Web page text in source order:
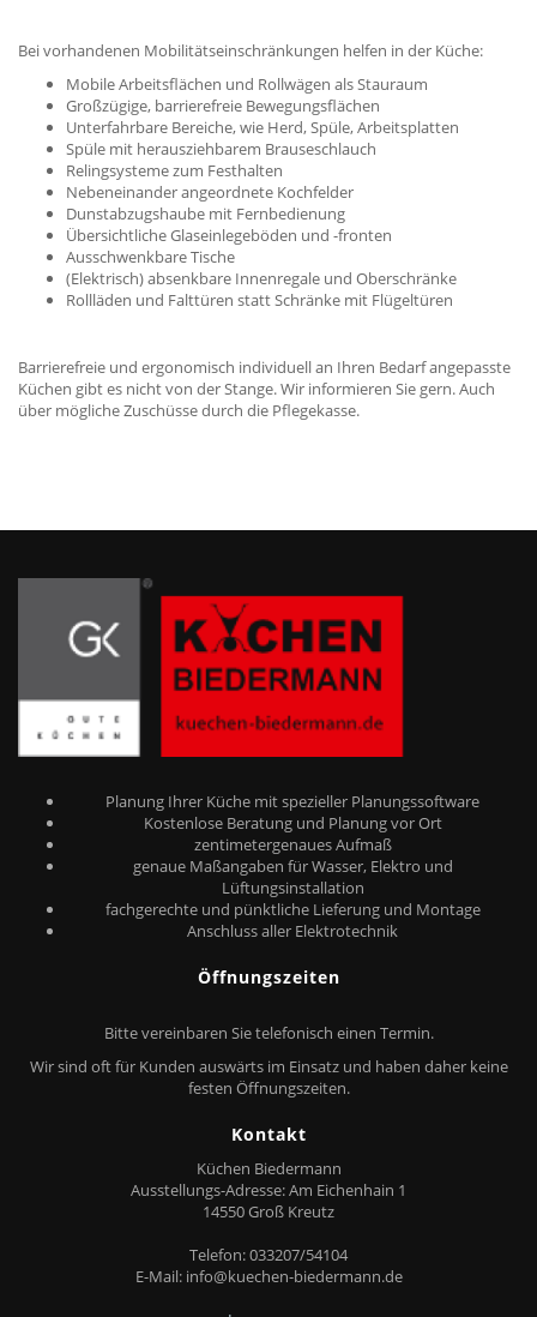
Bei vorhandenen Mobilitätseinschränkungen helfen in der Küche:
Mobile Arbeitsflächen und Rollwägen als Stauraum
Großzügige, barrierefreie Bewegungsflächen
Unterfahrbare Bereiche, wie Herd, Spüle, Arbeitsplatten
Spüle mit herausziehbarem Brauseschlauch
Relingsysteme zum Festhalten
Nebeneinander angeordnete Kochfelder
Dunstabzugshaube mit Fernbedienung
Übersichtliche Glaseinlegeböden und -fronten
Ausschwenkbare Tische
(Elektrisch) absenkbare Innenregale und Oberschränke
Rollläden und Falttüren statt Schränke mit Flügeltüren
Barrierefreie und ergonomisch individuell an Ihren Bedarf angepasste
Küchen gibt es nicht von der Stange. Wir informieren Sie gern. Auch
über mögliche Zuschüsse durch die Pflegekasse.
Planung Ihrer Küche mit spezieller Planungssoftware
Kostenlose Beratung und Planung vor Ort
zentimetergenaues Aufmaß
genaue Maßangaben für Wasser, Elektro und
Lüftungsinstallation
fachgerechte und pünktliche Lieferung und Montage
Anschluss aller Elektrotechnik
Öffnungszeiten
Bitte vereinbaren Sie telefonisch einen Termin.
Wir sind oft für Kunden auswärts im Einsatz und haben daher keine
festen Öffnungszeiten.
Kontakt
Küchen Biedermann
Ausstellungs-Adresse: Am Eichenhain 1
14550 Groß Kreutz
Telefon: 033207/54104
E-Mail: info@kuechen-biedermann.de